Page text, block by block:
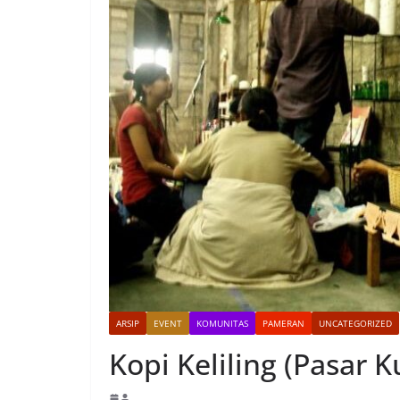
ARSIP EVENT KOMUNITAS PAMERAN UNCATEGORIZED
Kopi Keliling (Pasar